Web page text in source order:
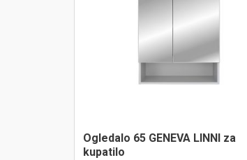
ogledalo 65 GENEVA LINNI za
kupatilo